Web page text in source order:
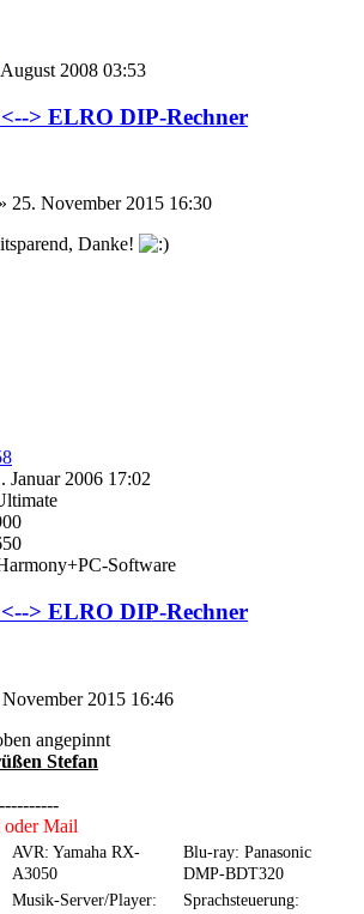
2008 03:53
> ELRO DIP-Rechner
» 25. November 2015 16:30
Danke!
Januar 2006 17:02
Software
> ELRO DIP-Rechner
2015 16:46
angepinnt
Stefan
Mail
AVR: Yamaha RX-
A3050
Blu-ray: Panasonic
DMP-BDT320
Musik-Server/Player:
Sprachsteuerung: